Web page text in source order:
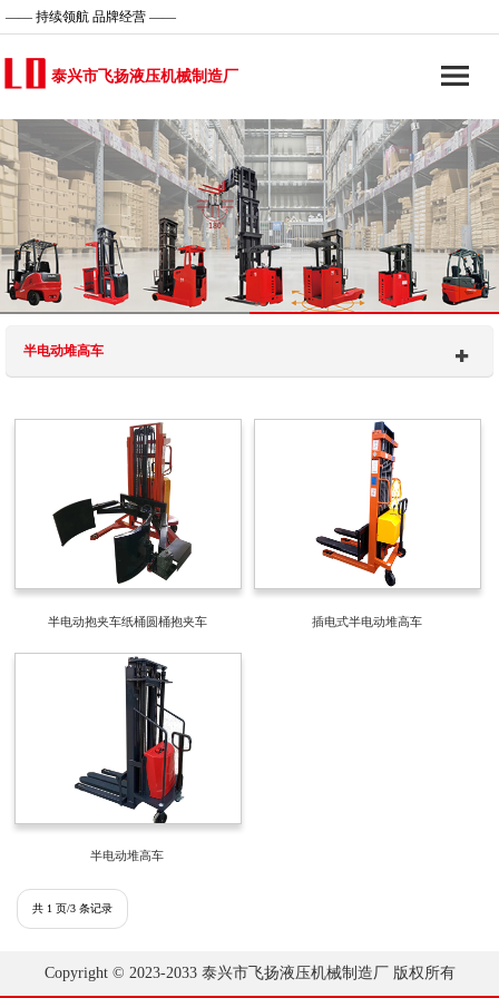
—— 持续领航 品牌经营 ——
泰兴市飞扬液压机械制造厂
半电动堆高车
半电动抱夹车纸桶圆桶抱夹车 插电式半电动堆高车
半电动堆高车
共 1 页/3 条记录
Copyright © 2023-2033 泰兴市飞扬液压机械制造厂 版权所有